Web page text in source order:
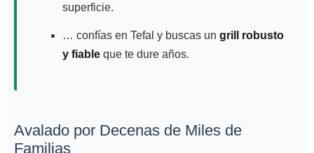
superficie.
… confías en Tefal y buscas un grill robusto
y fiable que te dure años.
Avalado por Decenas de Miles de
Familias